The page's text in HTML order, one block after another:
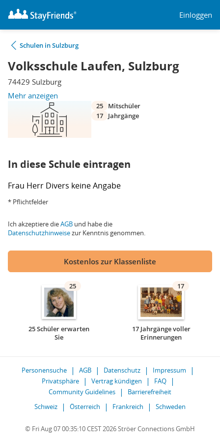
Einloggen
Schulen in Sulzburg
Volksschule Laufen, Sulzburg
74429 Sulzburg
Mehr anzeigen
25
Mitschüler
17
Jahrgänge
In diese Schule eintragen
Frau Herr Divers keine Angabe
* Pflichtfelder
Ich akzeptiere dieAGB und habe die
Datenschutzhinweisezur Kenntnis genommen.
Kostenlos zur Klassenliste
25
25 Schüler erwarten
Sie
17
17 Jahrgänge voller
Erinnerungen
Personensuche AGB Datenschutz
Impressum
Privatsphäre
Vertrag kündigen
FAQ
Community Guidelines
Barrierefreiheit
Schweiz
Österreich Frankreich Schweden
© Fri Aug 07 00:35:10 CEST 2026 Ströer Connections GmbH